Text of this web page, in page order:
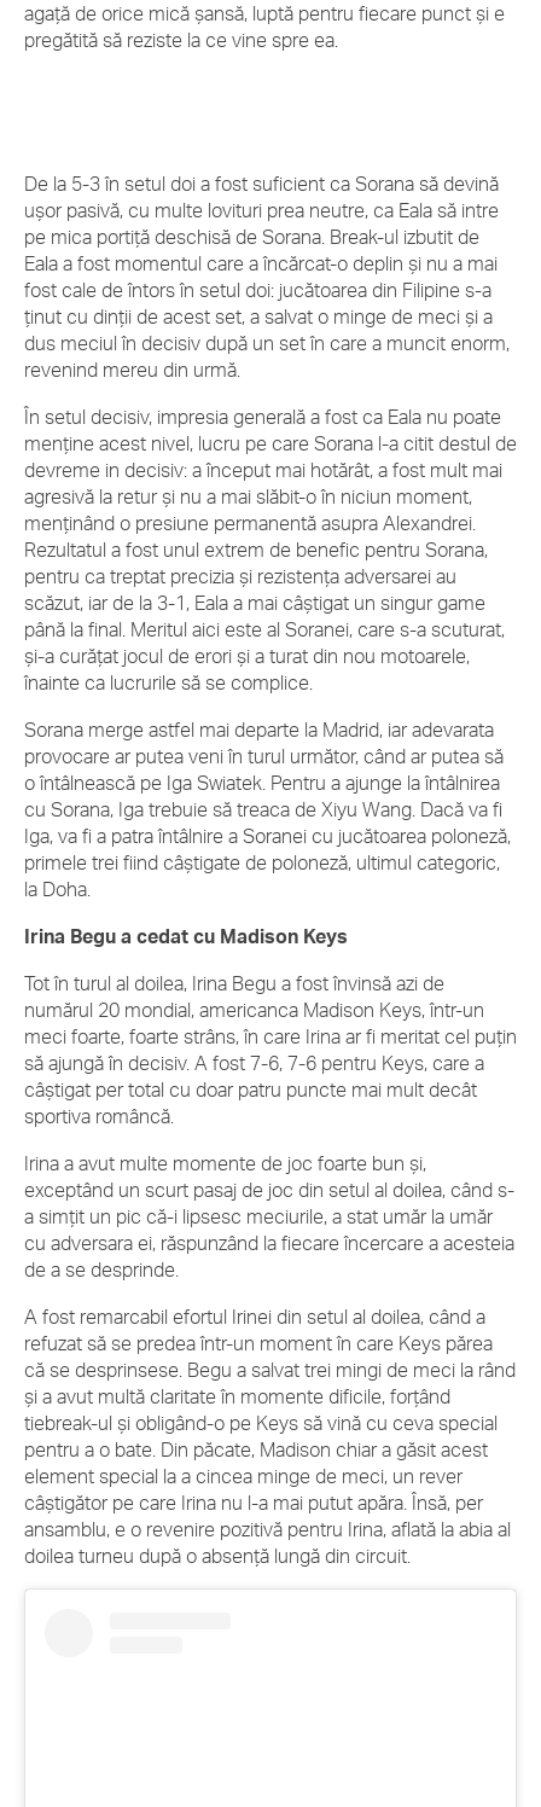
agață de orice mică șansă, luptă pentru fiecare punct și e
pregătită să reziste la ce vine spre ea.
De la 5-3 în setul doi a fost suficient ca Sorana să devină
ușor pasivă, cu multe lovituri prea neutre, ca Eala să intre
pe mica portiță deschisă de Sorana. Break-ul izbutit de
Eala a fost momentul care a încărcat-o deplin și nu a mai
fost cale de întors în setul doi: jucătoarea din Filipine s-a
ținut cu dinții de acest set, a salvat o minge de meci și a
dus meciul în decisiv după un set în care a muncit enorm,
revenind mereu din urmă.
În setul decisiv, impresia generală a fost ca Eala nu poate
menține acest nivel, lucru pe care Sorana l-a citit destul de
devreme in decisiv: a început mai hotărât, a fost mult mai
agresivă la retur și nu a mai slăbit-o în niciun moment,
menținând o presiune permanentă asupra Alexandrei.
Rezultatul a fost unul extrem de benefic pentru Sorana,
pentru ca treptat precizia și rezistența adversarei au
scăzut, iar de la 3-1, Eala a mai câștigat un singur game
până la final. Meritul aici este al Soranei, care s-a scuturat,
și-a curățat jocul de erori și a turat din nou motoarele,
înainte ca lucrurile să se complice.
Sorana merge astfel mai departe la Madrid, iar adevarata
provocare ar putea veni în turul următor, când ar putea să
o întâlnească pe Iga Swiatek. Pentru a ajunge la întâlnirea
cu Sorana, Iga trebuie să treaca de Xiyu Wang. Dacă va fi
Iga, va fi a patra întâlnire a Soranei cu jucătoarea poloneză,
primele trei fiind câștigate de poloneză, ultimul categoric,
la Doha.
Irina Begu a cedat cu Madison Keys
Tot în turul al doilea, Irina Begu a fost învinsă azi de
numărul 20 mondial, americanca Madison Keys, într-un
meci foarte, foarte strâns, în care Irina ar fi meritat cel puțin
să ajungă în decisiv. A fost 7-6, 7-6 pentru Keys, care a
câștigat per total cu doar patru puncte mai mult decât
sportiva româncă.
Irina a avut multe momente de joc foarte bun și,
exceptând un scurt pasaj de joc din setul al doilea, când s-
a simțit un pic că-i lipsesc meciurile, a stat umăr la umăr
cu adversara ei, răspunzând la fiecare încercare a acesteia
de a se desprinde.
A fost remarcabil efortul Irinei din setul al doilea, când a
refuzat să se predea într-un moment în care Keys părea
că se desprinsese. Begu a salvat trei mingi de meci la rând
și a avut multă claritate în momente dificile, forțând
tiebreak-ul și obligând-o pe Keys să vină cu ceva special
pentru a o bate. Din păcate, Madison chiar a găsit acest
element special la a cincea minge de meci, un rever
câștigător pe care Irina nu l-a mai putut apăra. Însă, per
ansamblu, e o revenire pozitivă pentru Irina, aflată la abia al
doilea turneu după o absență lungă din circuit.